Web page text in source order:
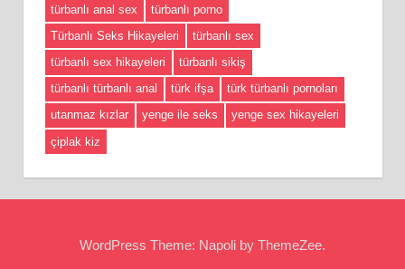
türbanlı anal sex
türbanlı porno
Türbanlı Seks Hikayeleri
türbanlı sex
türbanlı sex hikayeleri
türbanlı sikiş
türbanlı türbanlı anal
türk ifşa
türk türbanlı pornoları
utanmaz kızlar
yenge ile seks
yenge sex hikayeleri
çiplak kiz
WordPress Theme: Napoli by ThemeZee.